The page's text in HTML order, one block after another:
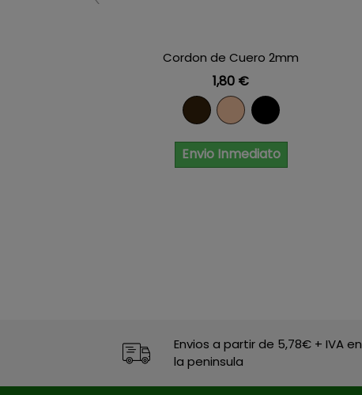
Cordon de Cuero 2mm
Precio
1,80 €
MarronNaturalNegro
Envio Inmediato
Envios a partir de 5,78€ + IVA en
la peninsula